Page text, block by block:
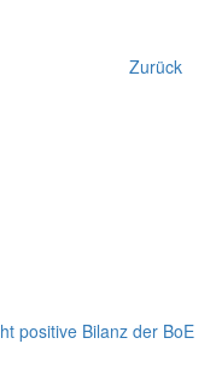
Zurück
positive Bilanz der BoE